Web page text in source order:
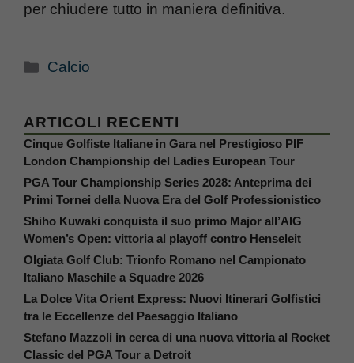
per chiudere tutto in maniera definitiva.
Categorie
Calcio
ARTICOLI RECENTI
Cinque Golfiste Italiane in Gara nel Prestigioso PIF
London Championship del Ladies European Tour
PGA Tour Championship Series 2028: Anteprima dei
Primi Tornei della Nuova Era del Golf Professionistico
Shiho Kuwaki conquista il suo primo Major all’AIG
Women’s Open: vittoria al playoff contro Henseleit
Olgiata Golf Club: Trionfo Romano nel Campionato
Italiano Maschile a Squadre 2026
La Dolce Vita Orient Express: Nuovi Itinerari Golfistici
tra le Eccellenze del Paesaggio Italiano
Stefano Mazzoli in cerca di una nuova vittoria al Rocket
Classic del PGA Tour a Detroit